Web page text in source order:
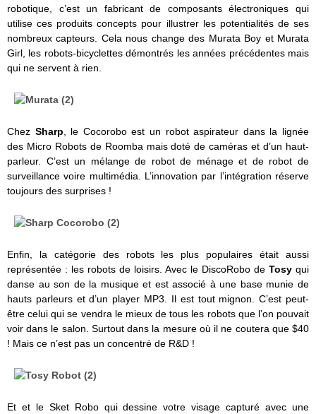
robotique, c’est un fabricant de composants électroniques qui
utilise ces produits concepts pour illustrer les potentialités de ses
nombreux capteurs. Cela nous change des Murata Boy et Murata
Girl, les robots-bicyclettes démontrés les années précédentes mais
qui ne servent à rien.
Chez Sharp , le Cocorobo est un robot aspirateur dans la lignée
des Micro Robots de Roomba mais doté de caméras et d’un haut-
parleur. C’est un mélange de robot de ménage et de robot de
surveillance voire multimédia. L’innovation par l’intégration réserve
toujours des surprises !
Enfin, la catégorie des robots les plus populaires était aussi
représentée : les robots de loisirs. Avec le DiscoRobo de Tosy qui
danse au son de la musique et est associé à une base munie de
hauts parleurs et d’un player MP3. Il est tout mignon. C’est peut-
être celui qui se vendra le mieux de tous les robots que l’on pouvait
voir dans le salon. Surtout dans la mesure où il ne coutera que $40
! Mais ce n’est pas un concentré de R&D !
Et et le Sket Robo qui dessine votre visage capturé avec une